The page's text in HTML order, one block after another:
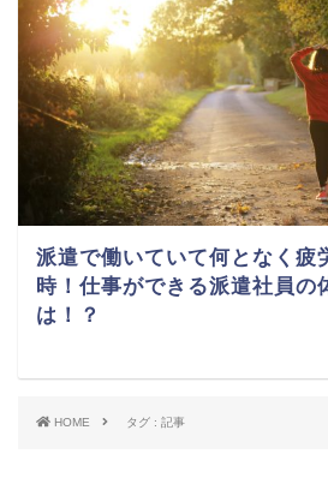
派遣で働いていて何となく疲
時！仕事ができる派遣社員の
は！？
HOME タグ : 記事